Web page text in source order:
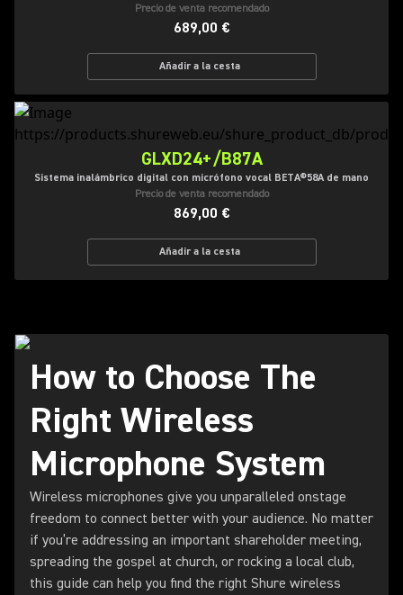
Precio de venta recomendado
689,00 €
Añadir a la cesta
GLXD24+/B87A
Sistema inalámbrico digital con micrófono vocal BETA®58A de mano
Precio de venta recomendado
869,00 €
Añadir a la cesta
How to Choose The
Right Wireless
Microphone System
Wireless microphones give you unparalleled onstage
freedom to connect better with your audience. No matter
if you’re addressing an important shareholder meeting,
spreading the gospel at church, or rocking a local club,
this guide can help you find the right Shure wireless